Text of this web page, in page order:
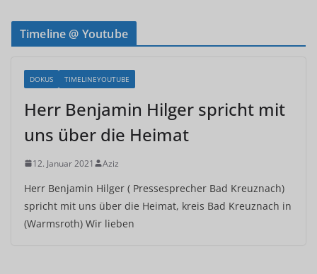
Timeline @ Youtube
DOKUS TIMELINEYOUTUBE
Herr Benjamin Hilger spricht mit
uns über die Heimat
12. Januar 2021 Aziz
Herr Benjamin Hilger ( Pressesprecher Bad Kreuznach)
spricht mit uns über die Heimat, kreis Bad Kreuznach in
(Warmsroth) Wir lieben